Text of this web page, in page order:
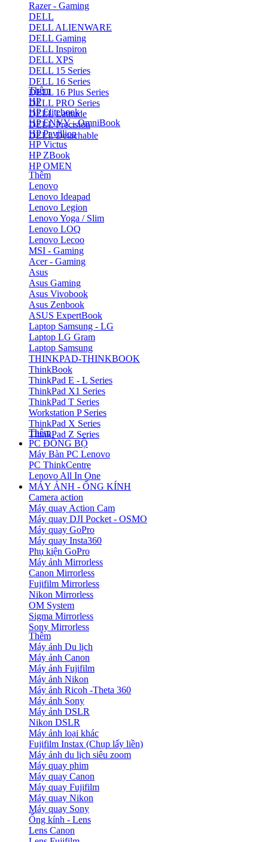
Razer - Gaming
DELL
DELL ALIENWARE
DELL Gaming
DELL Inspiron
DELL XPS
DELL 15 Series
DELL 16 Series
DELL 16 Plus Series
DELL PRO Series
DELL Latitude
DELL Precision
DELL Detachable
Thêm
HP
HP Elitebook
HP ENVY - OmniBook
HP Pavillion
HP Victus
HP ZBook
HP OMEN
Thêm
Lenovo
Lenovo Ideapad
Lenovo Legion
Lenovo Yoga / Slim
Lenovo LOQ
Lenovo Lecoo
MSI - Gaming
Acer - Gaming
Asus
Asus Gaming
Asus Vivobook
Asus Zenbook
ASUS ExpertBook
Laptop Samsung - LG
Laptop LG Gram
Laptop Samsung
THINKPAD-THINKBOOK
ThinkBook
ThinkPad E - L Series
ThinkPad X1 Series
ThinkPad T Series
Workstation P Series
ThinkPad X Series
ThinkPad Z Series
Thêm
PC ĐỒNG BỘ
Máy Bàn PC Lenovo
PC ThinkCentre
Lenovo All In One
MÁY ẢNH - ỐNG KÍNH
Camera action
Máy quay Action Cam
Máy quay DJI Pocket - OSMO
Máy quay GoPro
Máy quay Insta360
Phụ kiện GoPro
Máy ảnh Mirrorless
Canon Mirrorless
Fujifilm Mirrorless
Nikon Mirrorless
OM System
Sigma Mirrorless
Sony Mirrorless
Thêm
Máy ảnh Du lịch
Máy ảnh Canon
Máy ảnh Fujifilm
Máy ảnh Nikon
Máy ảnh Ricoh -Theta 360
Máy ảnh Sony
Máy ảnh DSLR
Nikon DSLR
Máy ảnh loại khác
Fujifilm Instax (Chụp lấy liền)
Máy ảnh du lịch siêu zoom
Máy quay phim
Máy quay Canon
Máy quay Fujifilm
Máy quay Nikon
Máy quay Sony
Ống kính - Lens
Lens Canon